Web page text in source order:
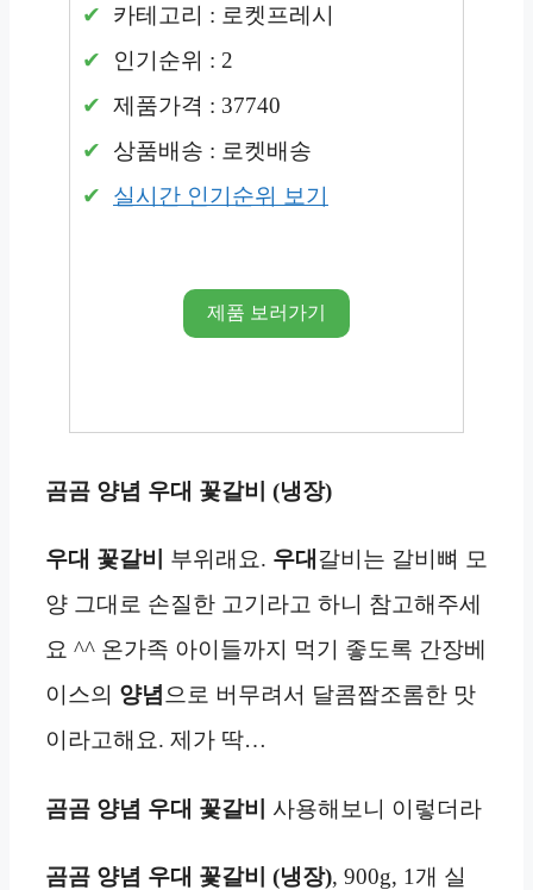
카테고리 : 로켓프레시
인기순위 : 2
제품가격 : 37740
상품배송 : 로켓배송
실시간 인기순위 보기
제품 보러가기
곰곰 양념 우대 꽃갈비 (냉장)
우대 꽃갈비 부위래요. 우대 갈비는 갈비뼈 모
양 그대로 손질한 고기라고 하니 참고해주세
요 ^^ 온가족 아이들까지 먹기 좋도록 간장베
이스의 양념 으로 버무려서 달콤짭조롬한 맛
이라고해요. 제가 딱…
곰곰 양념 우대 꽃갈비 사용해보니 이렇더라
곰곰 양념 우대 꽃갈비 (냉장), 900g, 1개 실